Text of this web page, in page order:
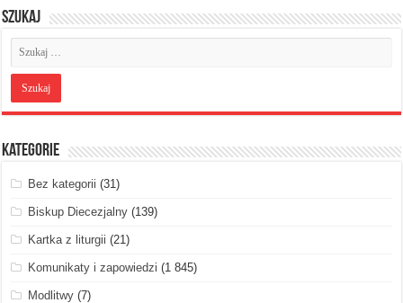
Szukaj
Kategorie
Bez kategorii (31)
Biskup Diecezjalny (139)
Kartka z liturgii (21)
Komunikaty i zapowiedzi (1 845)
Modlitwy (7)